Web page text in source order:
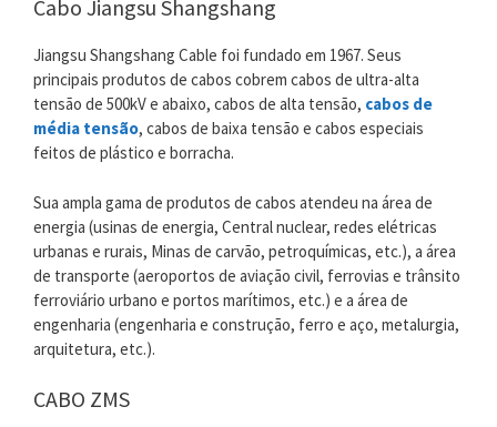
Cabo Jiangsu Shangshang
Jiangsu Shangshang Cable foi fundado em 1967. Seus
principais produtos de cabos cobrem cabos de ultra-alta
tensão de 500kV e abaixo, cabos de alta tensão, cabos de
média tensão, cabos de baixa tensão e cabos especiais
feitos de plástico e borracha.
Sua ampla gama de produtos de cabos atendeu na área de
energia (usinas de energia, Central nuclear, redes elétricas
urbanas e rurais, Minas de carvão, petroquímicas, etc.), a área
de transporte (aeroportos de aviação civil, ferrovias e trânsito
ferroviário urbano e portos marítimos, etc.) e a área de
engenharia (engenharia e construção, ferro e aço, metalurgia,
arquitetura, etc.).
CABO ZMS